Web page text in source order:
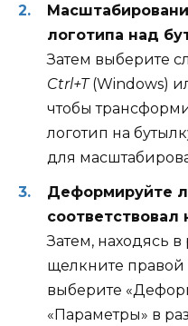
логотипа над
Затем выберите
Ctrl+T(Windows)
чтобы
логотип на
для
Деформируйте
соответствовал
Затем, находясь
щелкните
выберите
«Параметры» в